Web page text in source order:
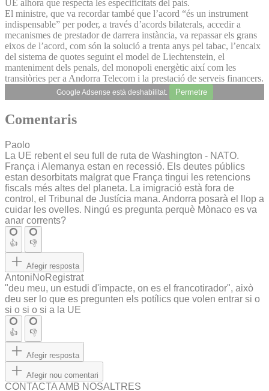
UE alhora que respecta les especificitats del país.
El ministre, que va recordar també que l’acord “és un instrument
indispensable” per poder, a través d’acords bilaterals, accedir a
mecanismes de prestador de darrera instància, va repassar els grans
eixos de l’acord, com són la solució a trenta anys pel tabac, l’encaix
del sistema de quotes seguint el model de Liechtenstein, el
manteniment dels penals, del monopoli energètic així com les
transitòries per a Andorra Telecom i la prestació de serveis financers.
Google Adsense està deshabilitat. Permetre
Comentaris
Paolo
La UE rebent el seu full de ruta de Washington - NATO.
França i Alemanya estan en recessió. Els deutes públics
estan desorbitats malgrat que França tingui les retencions
fiscals més altes del planeta. La imigració està fora de
control, el Tribunal de Justícia mana. Andorra posarà el llop a
cuidar les ovelles. Ningú es pregunta perquè Mònaco es va
anar corrents?
👍 👎
Afegir resposta
AntoniNoRegistrat
"deu meu, un estudi d'impacte, on es el francotirador", això
deu ser lo que es pregunten els potílics que volen entrar si o
si o si o si a la UE
👍 👎
Afegir resposta
Afegir nou comentari
CONTACTA AMB NOSALTRES